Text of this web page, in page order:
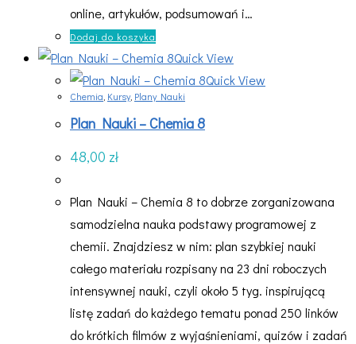
online, artykułów, podsumowań i…
Dodaj do koszyka
Quick View
Quick View
Chemia Kursy, Plany Nauki
Plan Nauki – Chemia 8
48,00 zł
Plan Nauki – Chemia 8 to dobrze zorganizowana
samodzielna nauka podstawy programowej z
chemii. Znajdziesz w nim: plan szybkiej nauki
całego materiału rozpisany na 23 dni roboczych
intensywnej nauki, czyli około 5 tyg. inspirującą
listę zadań do każdego tematu ponad 250 linków
do krótkich filmów z wyjaśnieniami, quizów i zadań